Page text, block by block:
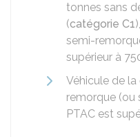
tonnes sans
(catégorie C1
semi-
supérieur à
Véhicule de la
remorque (ou
PTAC est